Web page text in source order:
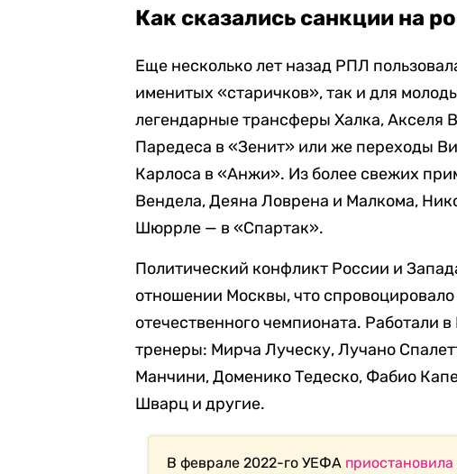
Как сказались санкции на
Еще несколько лет назад РПЛ
именитых «старичков», так и для
легендарные трансферы Халка, Акселя
Паредеса в «Зенит» или же переходы
Карлоса в «Анжи». Из более свежих
Вендела, Деяна Ловрена и Малкома,
Шюррле — в «Спартак».
Политический конфликт России и
отношении Москвы, что
отечественного чемпионата. Работали
тренеры: Мирча Луческу, Лучано
Манчини, Доменико Тедеско, Фабио
Шварц и другие.
В феврале 2022-го УЕФА приостановила